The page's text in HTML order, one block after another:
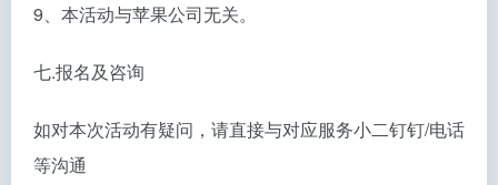
9、本活动与苹果公司无关。
七.报名及咨询
如对本次活动有疑问，请直接与对应服务小二钉钉/电话
等沟通